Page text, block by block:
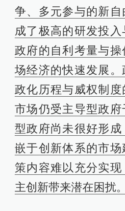
争、多元参与的新
成了极高的研发投
政府的自利考量与
场经济的快速发展
政化历程与威权制
市场仍受主导型政
型政府尚未很好形
嵌于创新体系的市
策内容难以充分实现
主创新带来潜在困扰。